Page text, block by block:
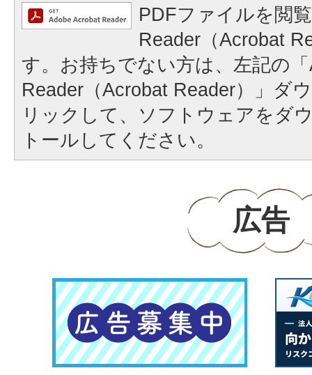
PDFファイルを閲
Reader（Acrobat
す。お持ちでない方は、左記の
Reader（Acrobat Reader）」ダ
リックして、ソフトウェアをダ
トールしてください。
広告